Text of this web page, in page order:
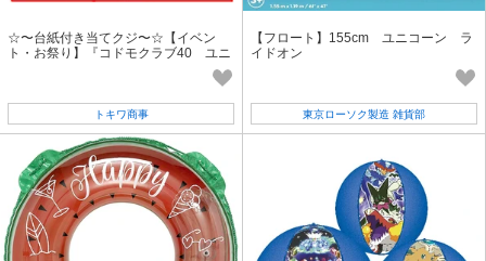
☆〜台紙付き当てクジ〜☆【イベン
ト・お祭り】『コドモクラブ40 ユニ
トキワ商事
【フロート】155cm ユニコーン ラ
イドオン
東京ローソク製造 雑貨部